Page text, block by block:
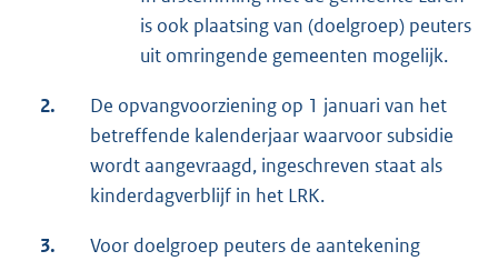
is ook plaatsing van (doelgroep) peuters
uit omringende gemeenten mogelijk.
2.
De opvangvoorziening op 1 januari van het
betreffende kalenderjaar waarvoor subsidie
wordt aangevraagd, ingeschreven staat als
kinderdagverblijf in het LRK.
3.
Voor doelgroep peuters de aantekening